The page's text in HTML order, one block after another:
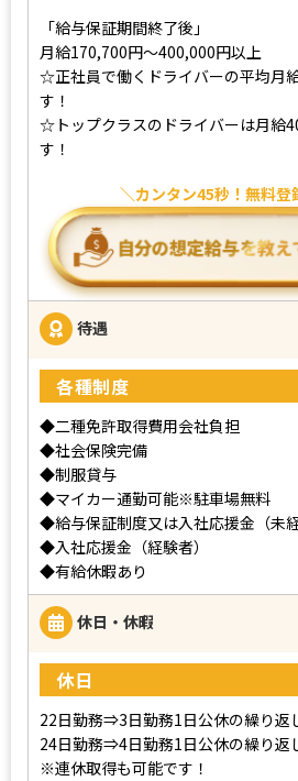
「給与保証期間終了後」
月給170,700円～400,000円以上
☆正社員で働くドライバーの平均月
す！
☆トップクラスのドライバーは月給
す！
カンタン45秒！無料登
待遇
各種制度
◆二種免許取得費用会社負担
◆社会保険完備
◆制服貸与
◆マイカー通勤可能※駐車場無料
◆給与保証制度又は入社応援金（未経
◆入社応援金（経験者）
◆有給休暇あり
休日・休暇
休日
22日勤務⇒3日勤務1日公休の繰り返
24日勤務⇒4日勤務1日公休の繰り返
※連休取得も可能です！